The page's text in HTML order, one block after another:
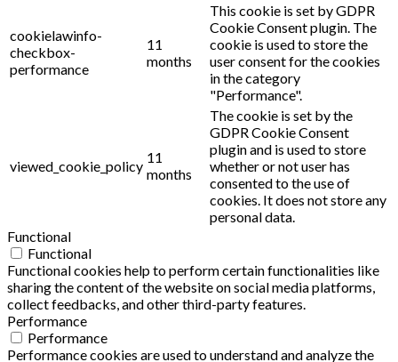
cookielawinfo-
checkbox-
performance
11
months
This cookie is set by GDPR
Cookie Consent plugin. The
cookie is used to store the
user consent for the cookies
in the category
"Performance".
viewed_cookie_policy
11
months
The cookie is set by the
GDPR Cookie Consent
plugin and is used to store
whether or not user has
consented to the use of
cookies. It does not store any
personal data.
Functional
Functional
Functional cookies help to perform certain functionalities like
sharing the content of the website on social media platforms,
collect feedbacks, and other third-party features.
Performance
Performance
Performance cookies are used to understand and analyze the